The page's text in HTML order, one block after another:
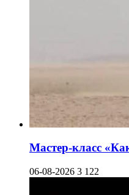
Мастер-класс
06-08-2026 3 122